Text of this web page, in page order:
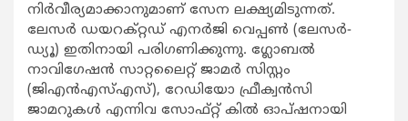
നിര്‍വീര്യമാക്കാനുമാണ് സേന ലക്ഷ്യമിടുന്നത്.
ലേസര്‍ ഡയറക്റ്റഡ് എനര്‍ജി വെപ്പണ്‍ (ലേസര്‍-
ഡ്യൂ) ഇതിനായി പരിഗണിക്കുന്നു. ഗ്ലോബല്‍
നാവിഗേഷന്‍ സാറ്റലൈറ്റ് ജാമര്‍ സിസ്റ്റം
(ജിഎന്‍എസ്എസ്), റേഡിയോ ഫ്രീക്വന്‍സി
ജാമറുകള്‍ എന്നിവ സോഫ്റ്റ് കില്‍ ഓപ്ഷനായി